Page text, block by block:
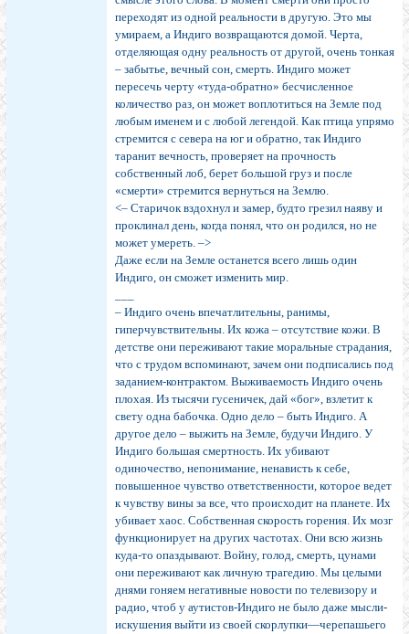
переходят из одной реальности в другую. Это мы
умираем, а Индиго возвращаются домой. Черта,
отделяющая одну реальность от другой, очень тонкая
– забытье, вечный сон, смерть. Индиго может
пересечь черту «туда-обратно» бесчисленное
количество раз, он может воплотиться на Земле под
любым именем и с любой легендой. Как птица упрямо
стремится с севера на юг и обратно, так Индиго
таранит вечность, проверяет на прочность
собственный лоб, берет большой груз и после
«смерти» стремится вернуться на Землю.
<– Старичок вздохнул и замер, будто грезил наяву и
проклинал день, когда понял, что он родился, но не
может умереть. –>
Даже если на Земле останется всего лишь один
Индиго, он сможет изменить мир.
– Индиго очень впечатлительны, ранимы,
гиперчувствительны. Их кожа – отсутствие кожи. В
детстве они переживают такие моральные страдания,
что с трудом вспоминают, зачем они подписались под
заданием-контрактом. Выживаемость Индиго очень
плохая. Из тысячи гусеничек, дай «бог», взлетит к
свету одна бабочка. Одно дело – быть Индиго. А
другое дело – выжить на Земле, будучи Индиго. У
Индиго большая смертность. Их убивают
одиночество, непонимание, ненависть к себе,
повышенное чувство ответственности, которое ведет
к чувству вины за все, что происходит на планете. Их
убивает хаос. Собственная скорость горения. Их мозг
функционирует на других частотах. Они всю жизнь
куда-то опаздывают. Войну, голод, смерть, цунами
они переживают как личную трагедию. Мы целыми
днями гоняем негативные новости по телевизору и
радио, чтоб у аутистов-Индиго не было даже мысли-
искушения выйти из своей скорлупки—черепашьего